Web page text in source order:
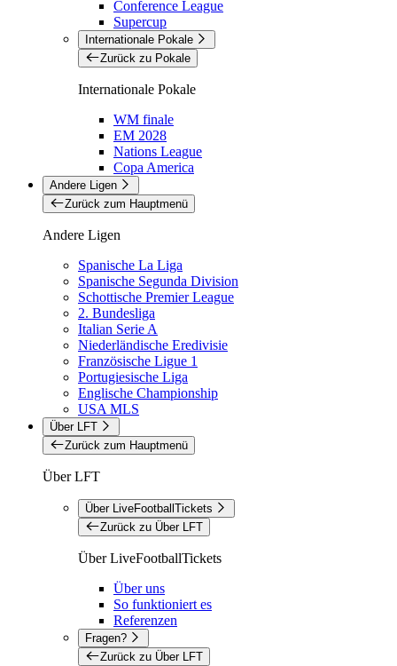
Conference League
Supercup
Internationale Pokale
Zurück zu Pokale
Internationale Pokale
WM finale
EM 2028
Nations League
Copa America
Andere Ligen
Zurück zum Hauptmenü
Andere Ligen
Spanische La Liga
Spanische Segunda Division
Schottische Premier League
2. Bundesliga
Italian Serie A
Niederländische Eredivisie
Französische Ligue 1
Portugiesische Liga
Englische Championship
USA MLS
Über LFT
Zurück zum Hauptmenü
Über LFT
Über LiveFootballTickets
Zurück zu Über LFT
Über LiveFootballTickets
Über uns
So funktioniert es
Referenzen
Fragen?
Zurück zu Über LFT